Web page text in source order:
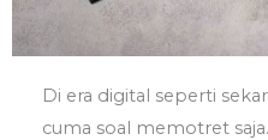
Di era digital seperti
cuma soal memotret